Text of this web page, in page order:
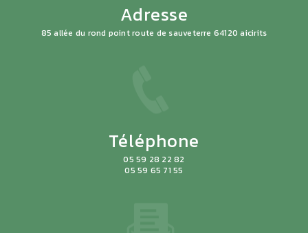
Adresse
85 allée du rond point route de sauveterre 64120 aicirits
Téléphone
05 59 28 22 82
05 59 65 71 55